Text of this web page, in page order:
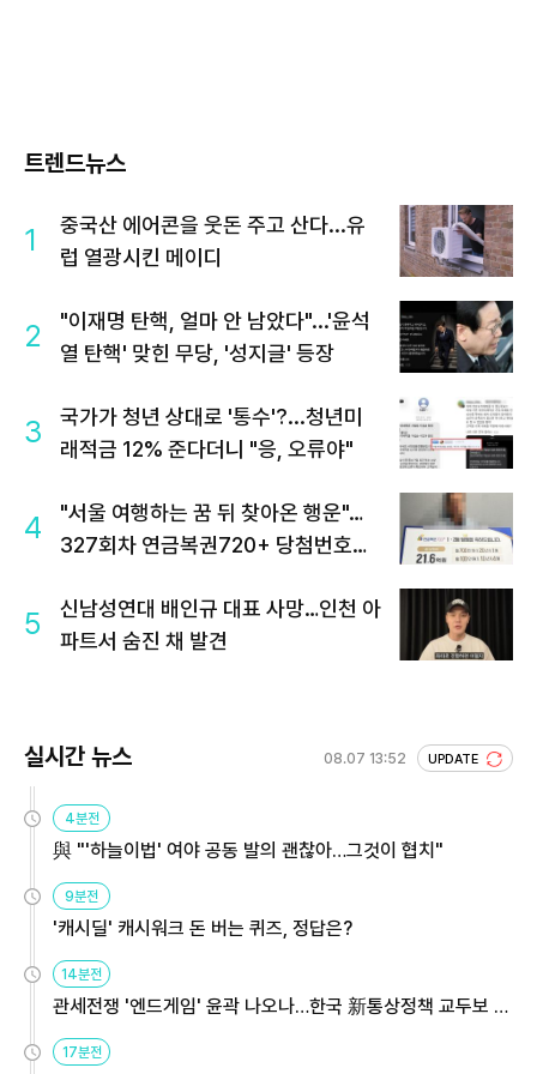
트렌드뉴스
1
중국산 에어콘을 웃돈 주고 산다...유
럽 열광시킨 메이디
2
"이재명 탄핵, 얼마 안 남았다"...'윤석
열 탄핵' 맞힌 무당, '성지글' 등장
3
국가가 청년 상대로 '통수'?...청년미
래적금 12% 준다더니 "응, 오류야"
4
"서울 여행하는 꿈 뒤 찾아온 행운"…
327회차 연금복권720+ 당첨번호조
5
신남성연대 배인규 대표 사망…인천 아
파트서 숨진 채 발견
실시간 뉴스 08.07 13:52 UPDATE
4분전
與 "'하늘이법' 여야 공동 발의 괜찮아…그것이 협치"
9분전
'캐시딜' 캐시워크 돈 버는 퀴즈, 정답은?
14분전
관세전쟁 '엔드게임' 윤곽 나오나…한국 新통상정책 교두보 활
17분전